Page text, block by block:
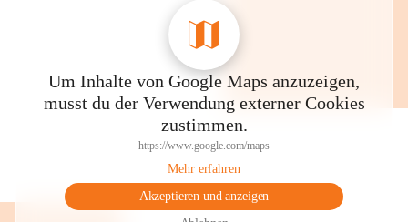
Um Inhalte von Google Maps anzuzeigen,
musst du der Verwendung externer Cookies
zustimmen.
https://www.google.com/maps
Mehr erfahren
Akzeptieren und anzeigen